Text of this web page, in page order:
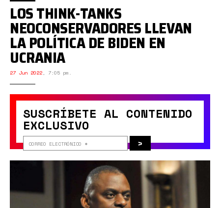
SUSCRÍBETE AL CONTENIDO
EXCLUSIVO
>
LOS THINK-TANKS
NEOCONSERVADORES LLEVAN
LA POLÍTICA DE BIDEN EN
UCRANIA
27 Jun 2022, 7:05 pm.